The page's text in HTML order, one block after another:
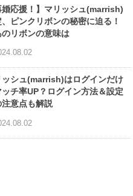
婚応援！】マリッシュ(marrish)
、ピンクリボンの秘密に迫る！
のリボンの意味は
ッシュ(marrish)はログインだけ
チ率UP？ログイン方法＆設定
注意点も解説